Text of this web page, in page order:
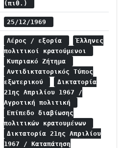
(πιθ.)
25/12/1969
Λέρος / εξορία
Έλληνες
πολιτικοί κρατούμενοι
Κυπριακό Ζήτημα
Αντιδικτατορικός Τύπος
εξωτερικού
Δικτατορία
21ης Απριλίου 1967 /
Αγροτική πολιτική
Επίπεδο διαβίωσης
πολιτικών κρατουμένων
Δικτατορία 21ης Απριλίου
1967 / Καταπάτηση